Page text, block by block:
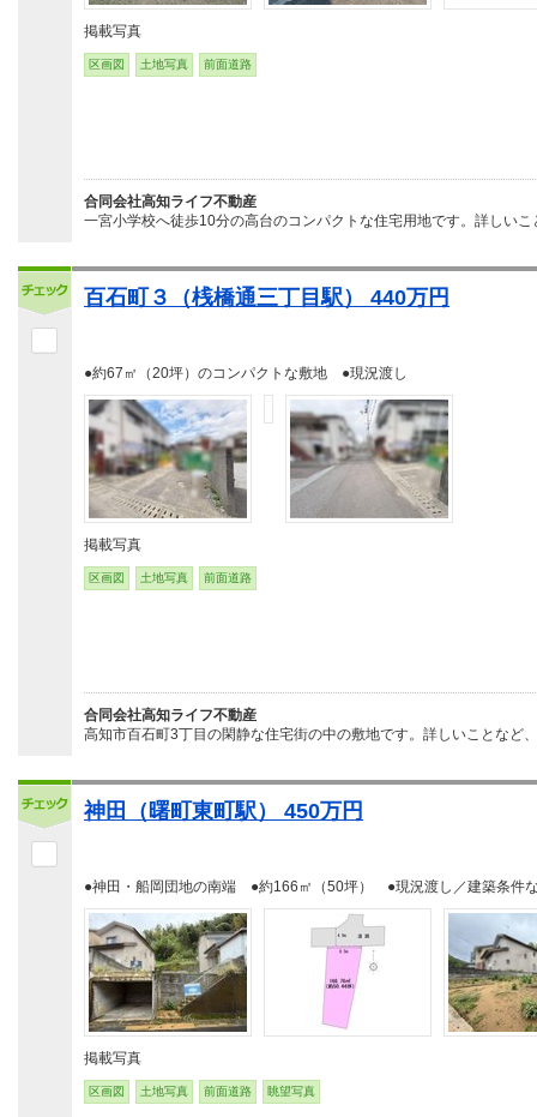
掲載写真
区画図 土地写真 前面道路
合同会社高知ライフ不動産
一宮小学校へ徒歩10分の高台のコンパクトな住宅用地です。詳しい
百石町３（桟橋通三丁目駅） 440万円
●約67㎡（20坪）のコンパクトな敷地 ●現況渡し
掲載写真
区画図 土地写真 前面道路
合同会社高知ライフ不動産
高知市百石町3丁目の閑静な住宅街の中の敷地です。詳しいことなど
神田（曙町東町駅） 450万円
●神田・船岡団地の南端 ●約166㎡（50坪） ●現況渡し／建築条件
掲載写真
区画図 土地写真 前面道路 眺望写真